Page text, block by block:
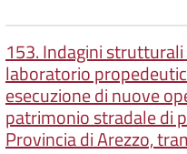
153. Indagini
laboratorio
esecuzione di nuove
patrimonio stradale di
Provincia di Arezzo,